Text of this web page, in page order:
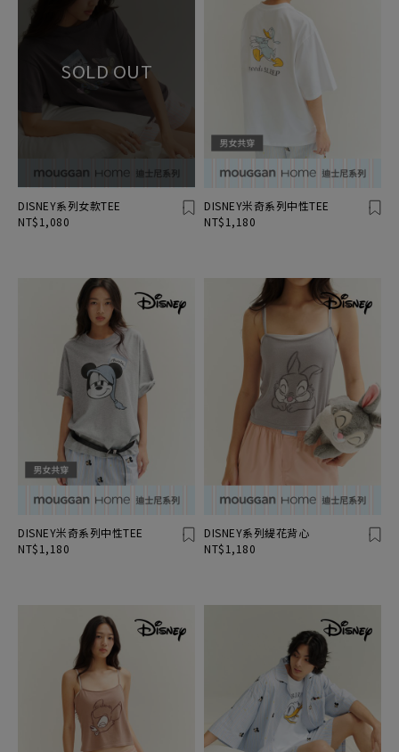
DISNEY系列女款TEE
NT$1,080
DISNEY米奇系列中性TEE
NT$1,180
DISNEY米奇系列中性TEE
NT$1,180
DISNEY系列緹花背心
NT$1,180